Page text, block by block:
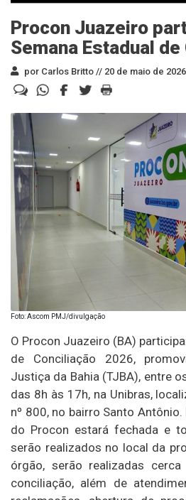
Procon Juazeiro
Semana Estadual
por Carlos Britto // 20 de maio de
Foto: Ascom PMJ/divulgação
O Procon Juazeiro (BA)
de Conciliação 2026,
Justiça da Bahia (TJBA), entre
das 8h às 17h, na Unibras,
nº 800, no bairro Santo
do Procon estará fechada e
serão realizados no local da
órgão, serão realizadas
conciliação, além de